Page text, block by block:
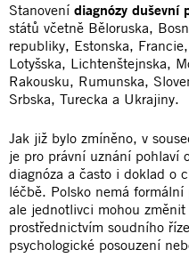
Stanovení diagnózy duševní
států včetně Běloruska,
republiky, Estonska,
Lotyšska, Lichtenštejnska,
Rakousku, Rumunska,
Srbska, Turecka a Ukrajiny.
Jak již bylo zmíněno, v
je pro právní uznání pohlaví
diagnóza a často i doklad o
léčbě. Polsko nemá
ale jednotlivci mohou
prostřednictvím soudního
psychologické posouzení